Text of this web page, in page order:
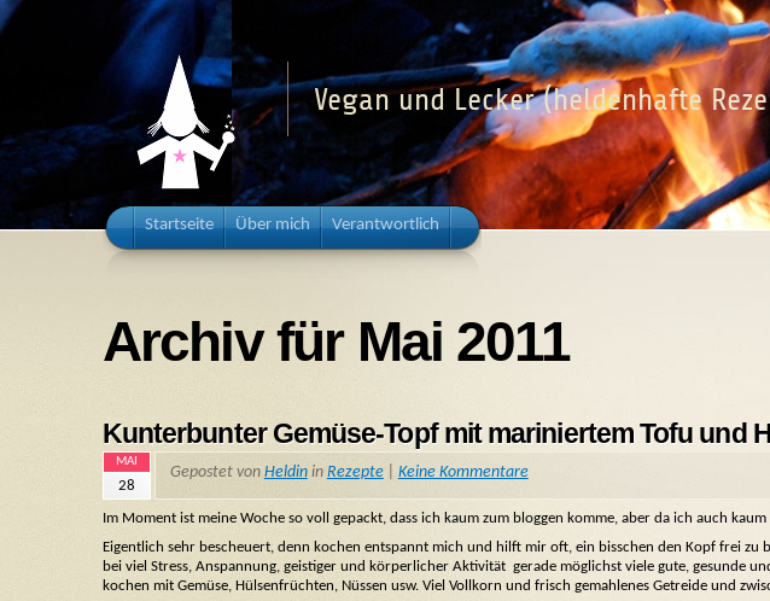
Vegan und Lecker (heldenhafte
Startseite Über mich Verantwortlich
Archiv für Mai 2011
Kunterbunter Gemüse-Topf mit mariniertem Tofu und
MAI
28
Gepostet von Heldinin Rezepte| Keine Kommentare
Im Moment ist meine Woche so voll gepackt, dass ich kaum zum bloggen komme, aber da ich auch
Eigentlich sehr bescheuert, denn kochen entspannt mich und hilft mir oft, ein bisschen den Kopf frei zu
bei viel Stress, Anspannung, geistiger und körperlicher Aktivität gerade möglichst viele gute, gesunde
kochen mit Gemüse, Hülsenfrüchten, Nüssen usw. Viel Vollkorn und frisch gemahlenes Getreide und